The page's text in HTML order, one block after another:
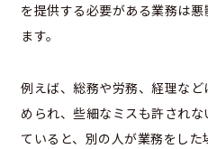
を提供する必要がある業務は
ます。
例えば、総務や労務、経理な
められ、些細なミスも許され
ていると、別の人が業務をし